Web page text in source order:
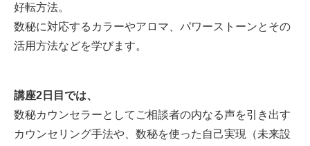
好転方法。
数秘に対応するカラーやアロマ、パワーストーンとその
活用方法などを学びます。
講座2日目では、
数秘カウンセラーとしてご相談者の内なる声を引き出す
カウンセリング手法や、数秘を使った自己実現（未来設